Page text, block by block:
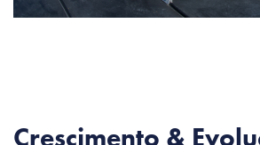
Crescimento &